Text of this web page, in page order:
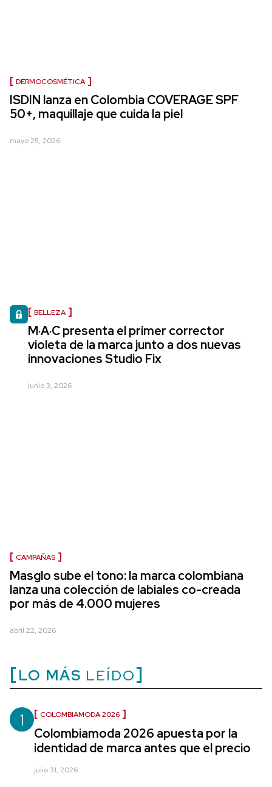
DERMOCOSMÉTICA
ISDIN lanza en Colombia COVERAGE SPF
50+, maquillaje que cuida la piel
mayo 25, 2026
BELLEZA
M·A·C presenta el primer corrector
violeta de la marca junto a dos nuevas
innovaciones Studio Fix
junio 3, 2026
CAMPAÑAS
Masglo sube el tono: la marca colombiana
lanza una colección de labiales co-creada
por más de 4.000 mujeres
abril 22, 2026
LO MÁS LEÍDO
1 COLOMBIAMODA 2026
Colombiamoda 2026 apuesta por la
identidad de marca antes que el precio
julio 31, 2026